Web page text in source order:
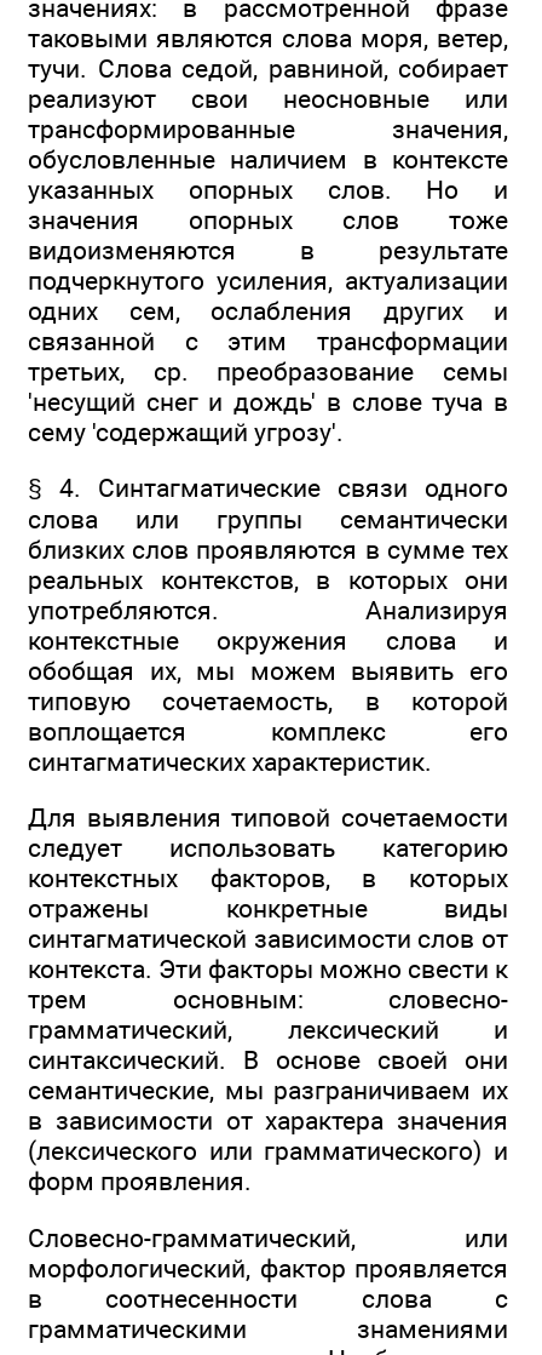
значениях: в рассмотренной фразе
таковыми являются слова моря, ветер,
тучи. Слова седой, равниной, собирает
реализуют свои неосновные или
трансформированные значения,
обусловленные наличием в контексте
указанных опорных слов. Но и
значения опорных слов тоже
видоизменяются в результате
подчеркнутого усиления, актуализации
одних сем, ослабления других и
связанной с этим трансформации
третьих, ср. преобразование семы
'несущий снег и дождь' в слове туча в
сему 'содержащий угрозу'.
§ 4. Синтагматические связи одного
слова или группы семантически
близких слов проявляются в сумме тех
реальных контекстов, в которых они
употребляются. Анализируя
контекстные окружения слова и
обобщая их, мы можем выявить его
типовую сочетаемость, в которой
воплощается комплекс его
синтагматических характеристик.
Для выявления типовой сочетаемости
следует использовать категорию
контекстных факторов, в которых
отражены конкретные виды
синтагматической зависимости слов от
контекста. Эти факторы можно свести к
трем основным: словесно-
грамматический, лексический и
синтаксический. В основе своей они
семантические, мы разграничиваем их
в зависимости от характера значения
(лексического или грамматического) и
форм проявления.
Словесно-грамматический, или
морфологический, фактор проявляется
в соотнесенности слова с
грамматическими знамениями